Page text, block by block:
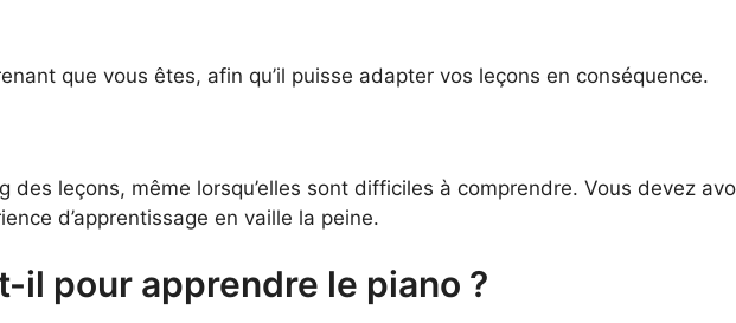
que vous êtes, afin qu’il puisse adapter vos leçons en conséquence.
leçons, même lorsqu’elles sont difficiles à comprendre. Vous devez
d’apprentissage en vaille la peine.
il pour apprendre le piano ?